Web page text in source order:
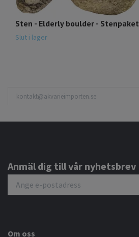
Sten - Elderly boulder - Stenpaket
Slut i lager
Anmäl dig till vår nyhetsbrev
Om oss